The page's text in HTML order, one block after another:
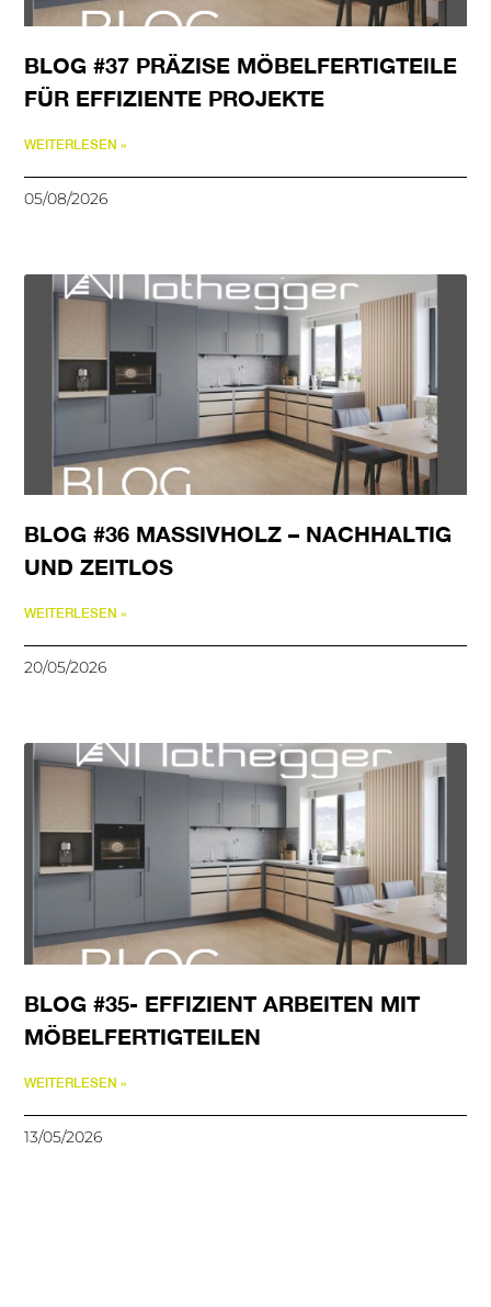
BLOG #37 PRÄZISE MÖBELFERTIGTEILE
FÜR EFFIZIENTE PROJEKTE
WEITERLESEN »
05/08/2026
BLOG #36 MASSIVHOLZ – NACHHALTIG
UND ZEITLOS
WEITERLESEN »
20/05/2026
BLOG #35- EFFIZIENT ARBEITEN MIT
MÖBELFERTIGTEILEN
WEITERLESEN »
13/05/2026